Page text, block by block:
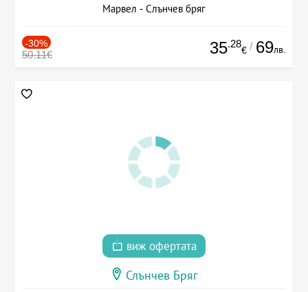
Марвел - Слънчев бряг
-30%
50.11€ 35.28
€ / 69лв.
виж офертата
Слънчев Бряг